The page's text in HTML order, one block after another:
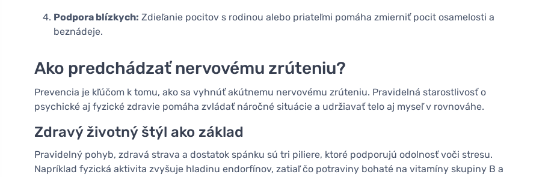
Podpora blízkych: Zdieľanie pocitov s rodinou alebo priateľmi pomáha zmierniť pocit osamelosti a
beznádeje.
Ako predchádzať nervovému zrúteniu?
Prevencia je kľúčom k tomu, ako sa vyhnúť akútnemu nervovému zrúteniu. Pravidelná starostlivosť o
psychické aj fyzické zdravie pomáha zvládať náročné situácie a udržiavať telo aj myseľ v rovnováhe.
Zdravý životný štýl ako základ
Pravidelný pohyb, zdravá strava a dostatok spánku sú tri piliere, ktoré podporujú odolnosť voči stresu.
Napríklad fyzická aktivita zvyšuje hladinu endorfínov, zatiaľ čo potraviny bohaté na vitamíny skupiny B a